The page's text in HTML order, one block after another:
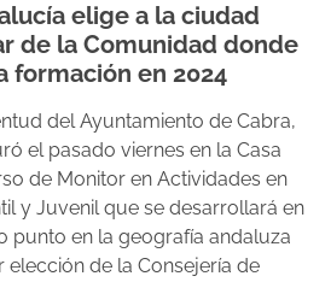
elige a la ciudad
de la Comunidad donde
formación en 2024
del Ayuntamiento de Cabra,
el pasado viernes en la Casa
de Monitor en Actividades en
y Juvenil que se desarrollará en
punto en la geografía andaluza
elección de la Consejería de